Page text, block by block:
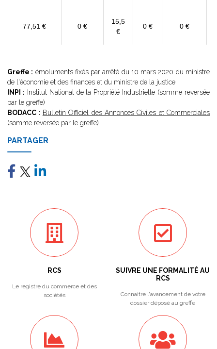
77,51 € 0 €
15,5
€
0 € 0 €
Greffe : émoluments fixés pararrêté du 10 mars 2020 du ministre
de l'économie et des finances et du ministre de la justice
INPI : Institut National de la Propriété Industrielle (somme reversée
par le greffe)
BODACC : Bulletin Officiel des Annonces Civiles et Commerciales
(somme reversée par le greffe)
PARTAGER
RCS
Le registre du commerce et des
sociétés
SUIVRE UNE FORMALITÉ AU
RCS
Connaitre l'avancement de votre
dossier déposé au greffe